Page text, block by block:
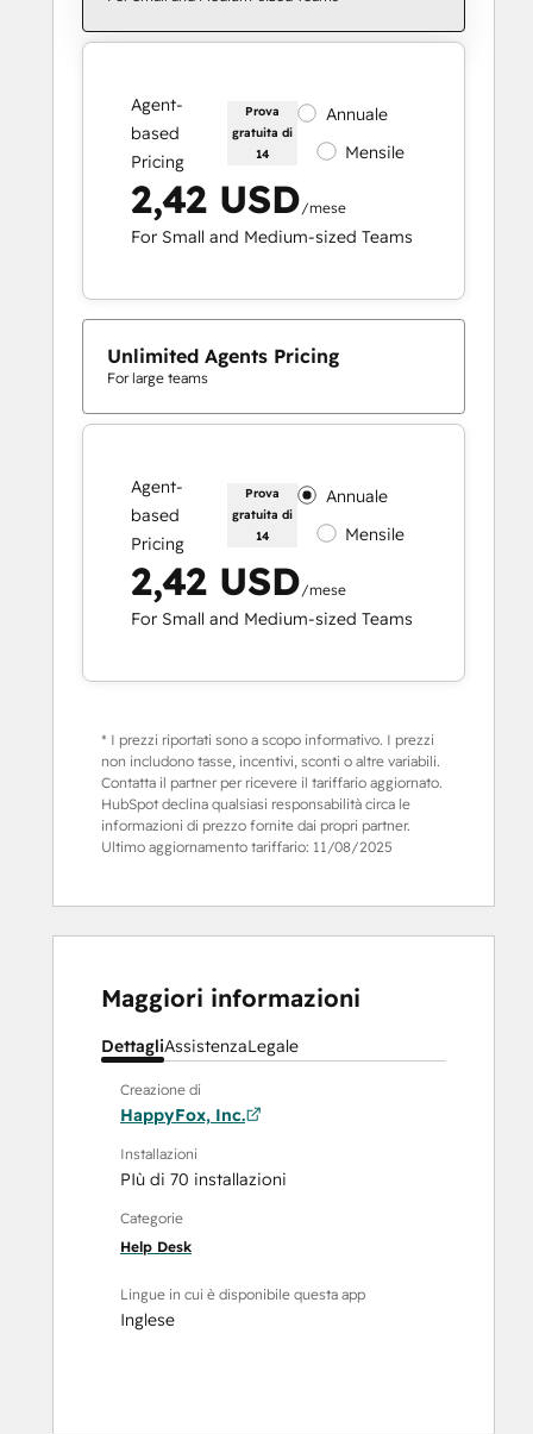
Agent-
based
Pricing
Prova
gratuita di
14
Annuale
Mensile
2,42 USD/mese
For Small and Medium-sized Teams
Unlimited Agents Pricing
For large teams
Agent-
based
Pricing
Prova
gratuita di
14
Annuale
Mensile
2,42 USD/mese
For Small and Medium-sized Teams
* I prezzi riportati sono a scopo informativo. I prezzi
non includono tasse, incentivi, sconti o altre variabili.
Contatta il partner per ricevere il tariffario aggiornato.
HubSpot declina qualsiasi responsabilità circa le
informazioni di prezzo fornite dai propri partner.
Ultimo aggiornamento tariffario: 11/08/2025
Maggiori informazioni
DettagliAssistenzaLegale
Creazione di
HappyFox, Inc.
Installazioni
PIù di 70 installazioni
Categorie
Help Desk
Lingue in cui è disponibile questa app
Inglese